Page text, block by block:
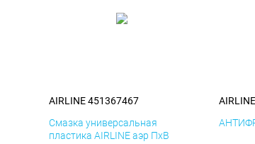
AIRLINE 451367467
Смазка универсальная
пластика AIRLINE аэр ПхВ